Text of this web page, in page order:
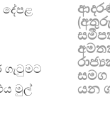
ගැටුමට
මුල්
සමග
යන